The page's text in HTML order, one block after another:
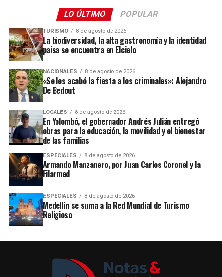
LO ÚLTIMO POPULAR
TURISMO 8 de agosto de 2026
La biodiversidad, la alta gastronomía y la identidad
paisa se encuentra en Elcielo
NACIONALES 8 de agosto de 2026
«Se les acabó la fiesta a los criminales»: Alejandro
De Bedout
LOCALES 8 de agosto de 2026
En Yolombó, el gobernador Andrés Julián entregó
obras para la educación, la movilidad y el bienestar
de las familias
ESPECIALES 8 de agosto de 2026
Armando Manzanero, por Juan Carlos Coronel y la
Filarmed
ESPECIALES 8 de agosto de 2026
Medellín se suma a la Red Mundial de Turismo
Religioso